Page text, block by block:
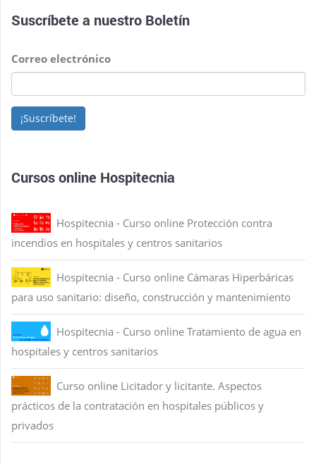
Suscríbete a nuestro Boletín
Correo electrónico
¡Suscríbete!
Cursos online Hospitecnia
Hospitecnia - Curso online Protección contra
incendios en hospitales y centros sanitarios
Hospitecnia - Curso online Cámaras Hiperbáricas
para uso sanitario: diseño, construcción y mantenimiento
Hospitecnia - Curso online Tratamiento de agua en
hospitales y centros sanitarios
Curso online Licitador y licitante. Aspectos
prácticos de la contratación en hospitales públicos y
privados